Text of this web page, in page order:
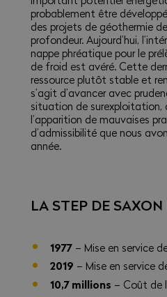
probablement être
des projets de géothermie
profondeur. Aujourd’hui,
nappe phréatique pour le
de froid est avéré. Cette
ressource plutôt stable et
s’agit d’avancer avec
situation de surexploitation,
l’apparition de mauvaises
d’admissibilité que nous
année.
LA STEP DE SAXON
1977 – Mise en service
2019 – Mise en service
10,7 millions – Coût de